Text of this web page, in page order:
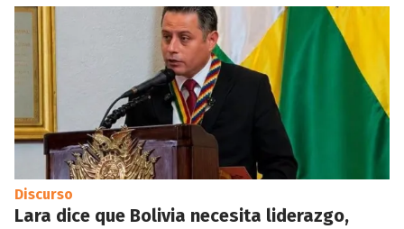
Discurso
Lara dice que Bolivia necesita liderazgo,